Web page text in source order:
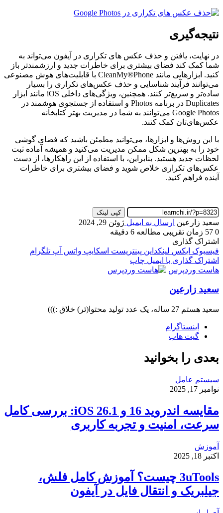
نتیجه‌گیری
در نهایت، یافتن و حذف عکس های تکراری در آیفون می‌تواند به
شما کمک کند فضای بیشتری برای خاطرات جدید و ارزشمندتر باز
کنید. ابزارهایی مانند CleanMy®Phone با قابلیت‌های هوش مصنوعی
می‌توانند فرآیند شناسایی و حذف عکس‌های تکراری را بسیار
ساده‌تر و سریع‌تر کنند. همچنین، ویژگی‌های داخلی iOS مانند ابزار
Duplicates در برنامه Photos و استفاده از جستجوی هوشمند در
Google Photos می‌توانند به شما در مدیریت بهتر کتابخانه
عکس‌های‌تان کمک کنند.
با این روش‌ها و ابزارها، می‌توانید مطمئن باشید که فضای گوشی
خود را به بهترین شکل ممکن مدیریت می‌کنید و همیشه آماده ثبت
لحظات جدید هستید. بنابراین، با استفاده از این راهکارها، از دست
عکس‌های تکراری خلاص شوید و فضای بیشتری برای خاطرات
آینده فراهم کنید.
کپی لینک
سعید زارعین ارسال به ایمیل ژوئن 29, 2024
0
زمان تقریبی مطالعه 6 دقیقه
اشتراک گذاری
فیسبوک ایکس لینکداین پینتریست اسکایپ واتس آپ تلگرام
اشتراک گذاری با ایمیل چاپ
هاست وردپرس
سعید زارعین
سعید هستم 27 ساله، یک عدد تولید محتوا(ئر) خلاق :)))
اینستاگرام
گیت ‌هاب
بعدی را بخوانید
سیستم عامل
نوامبر 17, 2025
مقایسه اندروید 16 و iOS 26.1: بررسی کامل
سرعت، امنیت و تجربه کاربری
آموزش
اکتبر 18, 2025
3uTools چیست؟ آموزش کامل فلش،
جیلبریک و انتقال فایل در آیفون